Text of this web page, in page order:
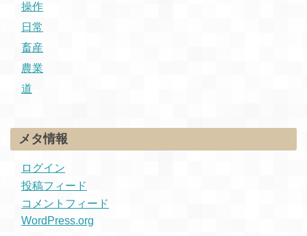
操作
日常
畜産
農業
道
メタ情報
ログイン
投稿フィード
コメントフィード
WordPress.org